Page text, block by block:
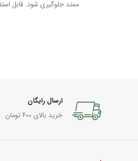
ممتد جلوگیری شود. قابل
ارسال رایگان
خرید بالای 600 تومان